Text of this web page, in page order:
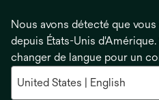
Nous avons détecté que
depuis États-Unis
changer de langue pour un